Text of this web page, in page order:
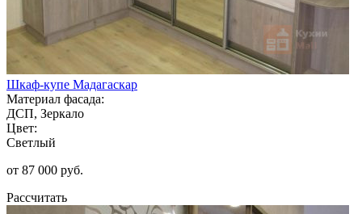
Шкаф-купе Мадагаскар
Материал фасада:
ДСП, Зеркало
Цвет:
Светлый
от 87 000 руб.
Рассчитать